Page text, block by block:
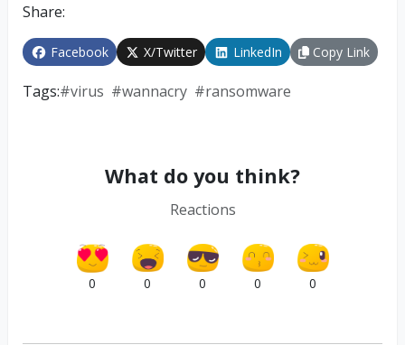
Share:
Facebook X/Twitter LinkedIn Copy Link
Tags:#virus #wannacry #ransomware
What do you think?
Reactions
0 0 0 0 0